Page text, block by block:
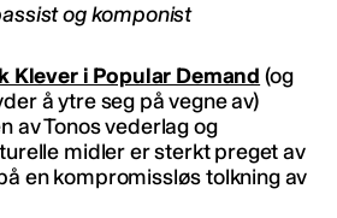
og komponist
Klever i Popular Demand (og
å ytre seg på vegne av)
av Tonos vederlag og
midler er sterkt preget av
en kompromissløs tolkning av